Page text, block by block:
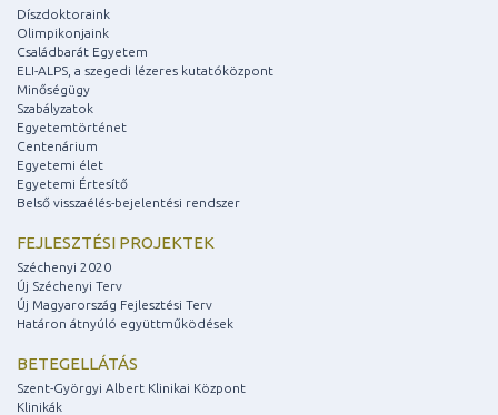
Díszdoktoraink
Olimpikonjaink
Családbarát Egyetem
ELI-ALPS, a szegedi lézeres kutatóközpont
Minőségügy
Szabályzatok
Egyetemtörténet
Centenárium
Egyetemi élet
Egyetemi Értesítő
Belső visszaélés-bejelentési rendszer
FEJLESZTÉSI PROJEKTEK
Széchenyi 2020
Új Széchenyi Terv
Új Magyarország Fejlesztési Terv
Határon átnyúló együttműködések
BETEGELLÁTÁS
Szent-Györgyi Albert Klinikai Központ
Klinikák